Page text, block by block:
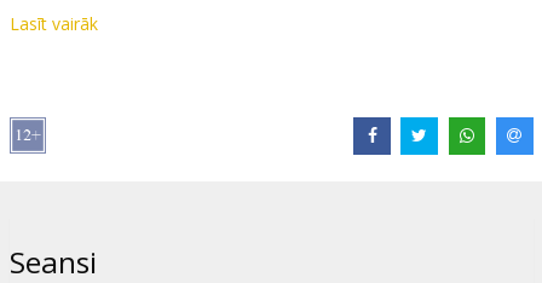
Kad kompānija kokteiļbārā svin veiksmīgo laupīšanu, pie viņiem
Vilinošās iespējas dēļ, viņi pārkāpj savu principu neveikt
noziegumus tik bieži. Tikmēr apņēmīgais detektīvs vāc
Ealy, Tip “T.I.” Harris, Chris Brown, Hayden Christensen
Lasīt vairāk
Seansi